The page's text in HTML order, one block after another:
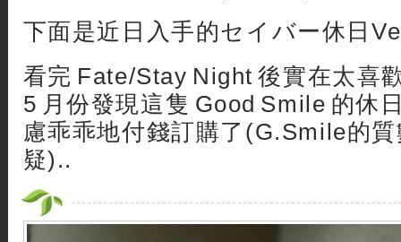
下面是近日入手的セイバー休日
看完 Fate/Stay Night 後實在太喜
5 月份發現這隻 Good Smile 的休
慮乖乖地付錢訂購了(G.Smile的
疑)..